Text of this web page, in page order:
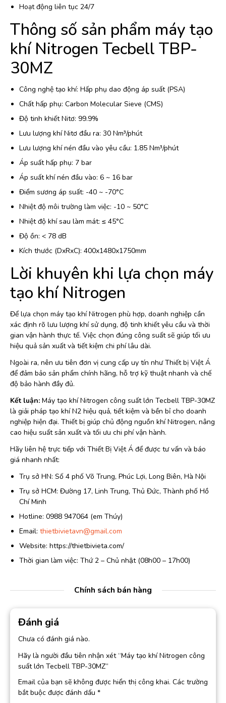
Hoạt động liên tục 24/7
Thông số sản phẩm máy tạo
khí Nitrogen Tecbell TBP-
30MZ
Công nghệ tạo khí: Hấp phụ dao động áp suất (PSA)
Chất hấp phụ: Carbon Molecular Sieve (CMS)
Độ tinh khiết Nitơ: 99.9%
Lưu lượng khí Nitơ đầu ra: 30 Nm³/phút
Lưu lượng khí nén đầu vào yêu cầu: 1.85 Nm³/phút
Áp suất hấp phụ: 7 bar
Áp suất khí nén đầu vào: 6 ~ 16 bar
Điểm sương áp suất: -40 ~ -70°C
Nhiệt độ môi trường làm việc: -10 ~ 50°C
Nhiệt độ khí sau làm mát: ≤ 45°C
Độ ồn: < 78 dB
Kích thước (DxRxC): 400x1480x1750mm
Lời khuyên khi lựa chọn máy
tạo khí Nitrogen
Để lựa chọn máy tạo khí Nitrogen phù hợp, doanh nghiệp cần
xác định rõ lưu lượng khí sử dụng, độ tinh khiết yêu cầu và thời
gian vận hành thực tế. Việc chọn đúng công suất sẽ giúp tối ưu
hiệu quả sản xuất và tiết kiệm chi phí lâu dài.
Ngoài ra, nên ưu tiên đơn vị cung cấp uy tín như Thiết bị Việt Á
để đảm bảo sản phẩm chính hãng, hỗ trợ kỹ thuật nhanh và chế
độ bảo hành đầy đủ.
Kết luận: Máy tạo khí Nitrogen công suất lớn Tecbell TBP-30MZ
là giải pháp tạo khí N2 hiệu quả, tiết kiệm và bền bỉ cho doanh
nghiệp hiện đại. Thiết bị giúp chủ động nguồn khí Nitrogen, nâng
cao hiệu suất sản xuất và tối ưu chi phí vận hành.
Hãy liên hệ trực tiếp với Thiết Bị Việt Á để được tư vấn và báo
giá nhanh nhất:
Trụ sở HN: Số 4 phố Võ Trung, Phúc Lợi, Long Biên, Hà Nội
Trụ sở HCM: Đường 17, Linh Trung, Thủ Đức, Thành phố Hồ
Chí Minh
Hotline: 0988 947064 (em Thúy)
Email: thietbivietavn@gmail.com
Website: https://thietbivieta.com/
Thời gian làm việc: Thứ 2 – Chủ nhật (08h00 – 17h00)
Chính sách bán hàng
Đánh giá
Chưa có đánh giá nào.
Hãy là người đầu tiên nhận xét “Máy tạo khí Nitrogen công
suất lớn Tecbell TBP-30MZ”
Email của bạn sẽ không được hiển thị công khai. Các trường
bắt buộc được đánh dấu *